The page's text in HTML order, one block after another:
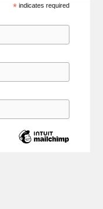
* indicates required